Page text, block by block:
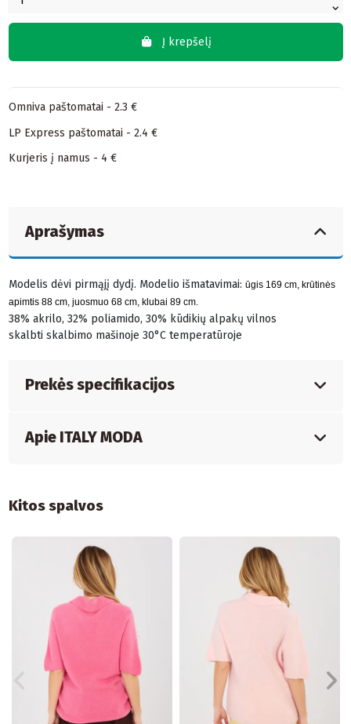
Į krepšelį
Omniva paštomatai - 2.3 €
LP Express paštomatai - 2.4 €
Kurjeris į namus - 4 €
Aprašymas
Modelis dėvi pirmąjį dydį. Modelio išmatavimai: ūgis 169 cm, krūtinės
apimtis 88 cm, juosmuo 68 cm, klubai 89 cm.
38% akrilo, 32% poliamido, 30% kūdikių alpakų vilnos
skalbti skalbimo mašinoje 30°C temperatūroje
Prekės specifikacijos
Apie ITALY MODA
Kitos spalvos